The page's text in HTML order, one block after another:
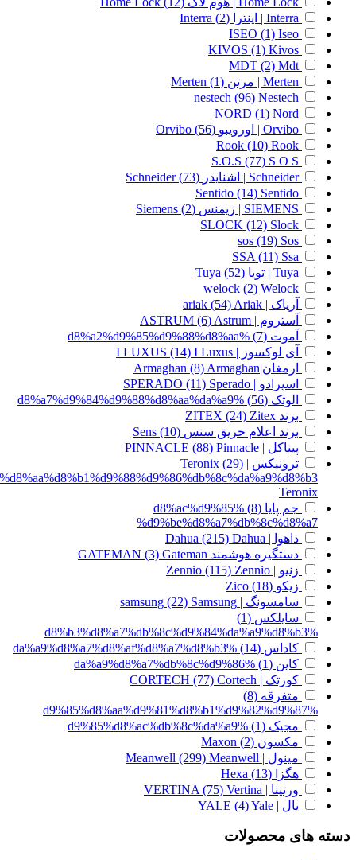
Interra | اینترا
(2)
Interra
ISEO (1) Iseo
KIVOS (1) Kivos
MDT (2) Mdt
Merten | مرتن
(1)
Merten
nestech (96) Nestech
NORD (1) Nord
Orvibo | اورویبو
(56)
Orvibo
Rook (10) Rook
S.O.S (77) S O S
Schneider | اشنایدر
(73)
Schneider
Sentido (14) Sentido
SIEMENS | زیمنس
(2)
Siemens
SLOCK (12) Slock
sos (19) Sos
SSA (11) Ssa
Tuya | تویا
(52)
Tuya
welock (2) Welock
آریاک | ariak
(54) Ariak
آستروم | ASTRUM
(6) Astrum
آموت (7)
%d8%a2%d9%85%d9%88%d8%aa
آی لوکسوز | I LUXUS
(14) I Luxus
ارمغان|Armaghan
(8) Armaghan
اسپرادو | SPERADO
(11) Sperado
الوتک (56)
%d8%a7%d9%84%d9%88%d8%aa%da%a9
برند ZITEX
(24) Zitex
برند اعلام حریق سنس (10)
Sens
پیناکل | PINNACLE
(88) Pinnacle
ترونیکس | Teronix (29)
%d8%aa%d8%b1%d9%88%d9%86%db%8c%da%a9%d8%b3
Teronix
جم پایا (8)
%d8%ac%d9%85
%d9%be%d8%a7%db%8c%d8%a7
داهوا | Dahua
(215) Dahua
دستگیره هوشمند GATEMAN
(3) Gateman
زنیو | Zennio
(115) Zennio
زیکو (18)
Zico
سامسونگ | samsung
(22) Samsung
سایلکس (1)
%d8%b3%d8%a7%db%8c%d9%84%da%a9%d8%b3
کاداس (14)
%da%a9%d8%a7%d8%af%d8%a7%d8%b3
کاین (1)
%da%a9%d8%a7%db%8c%d9%86
کورتک | CORTECH
(77) Cortech
متفرقه (8)
%d9%85%d8%aa%d9%81%d8%b1%d9%82%d9%87
مجیک (1)
%d9%85%d8%ac%db%8c%da%a9
مکسون (2)
Maxon
مینول | Meanwell
(299) Meanwell
هگزا
(13)
Hexa
ورتینا | VERTINA
(75) Vertina
یال | YALE
(4)Yale
دسته های محصولات